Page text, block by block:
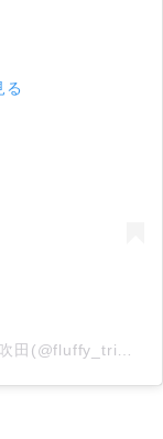
る
北摂トリミングサロン fluffy/箕面 茨木 吹田(@fluffy_trimming)がシェアした投稿